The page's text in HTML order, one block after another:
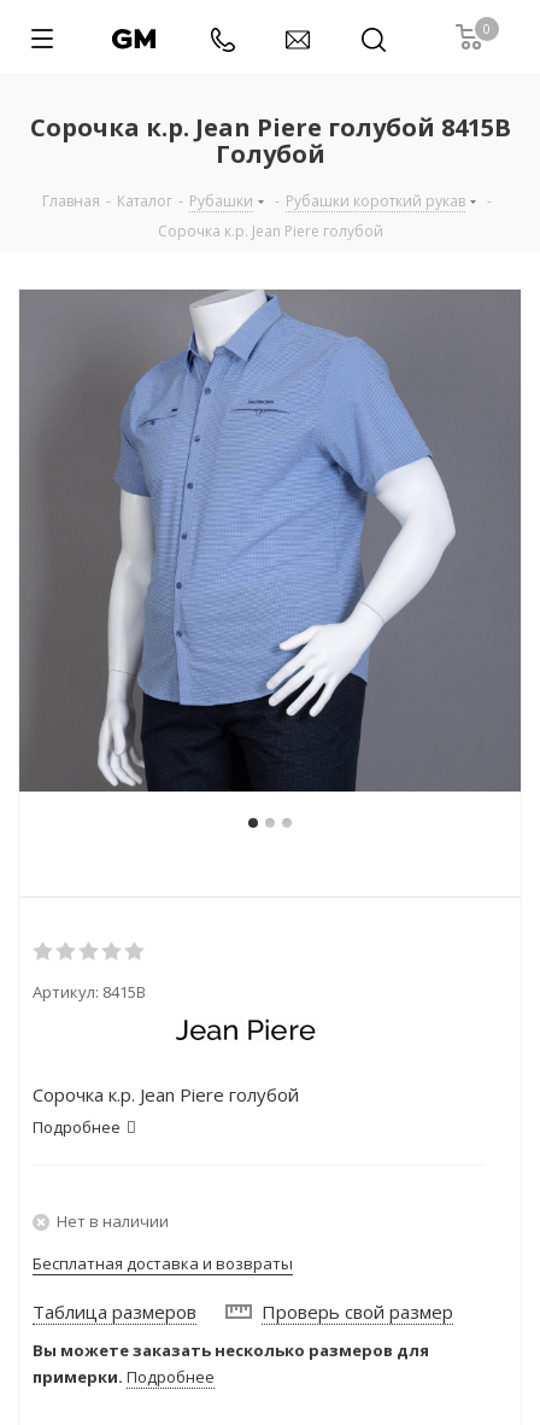
0
Сорочка к.р. Jean Piere голубой 8415B
Голубой
Главная - Каталог - Рубашки - Рубашки короткий рукав
-
Сорочка к.р. Jean Piere голубой
Артикул: 8415B
Сорочка к.р. Jean Piere голубой
Подробнее
Нет в наличии
Бесплатная доставка и возвраты
Таблица размеров Проверь свой размер
Вы можете заказать несколько размеров для
примерки. Подробнее